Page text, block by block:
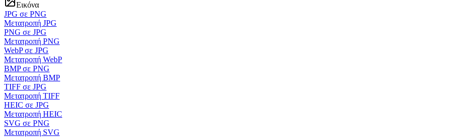
Εικόνα
JPG σε PNG
Μετατροπή JPG
PNG σε JPG
Μετατροπή PNG
WebP σε JPG
Μετατροπή WebP
BMP σε PNG
Μετατροπή BMP
TIFF σε JPG
Μετατροπή TIFF
HEIC σε JPG
Μετατροπή HEIC
SVG σε PNG
Μετατροπή SVG